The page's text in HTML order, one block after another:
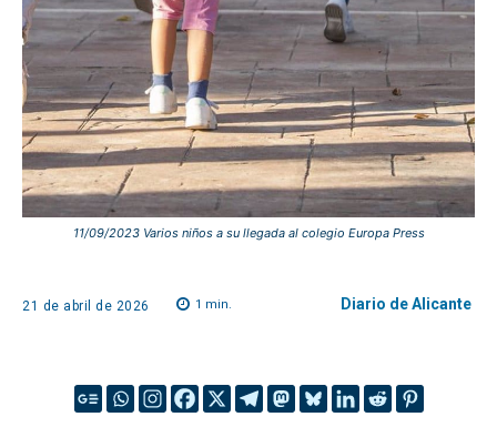
11/09/2023 Varios niños a su llegada al colegio Europa Press
21 de abril de 2026 1 min. Diario de Alicante